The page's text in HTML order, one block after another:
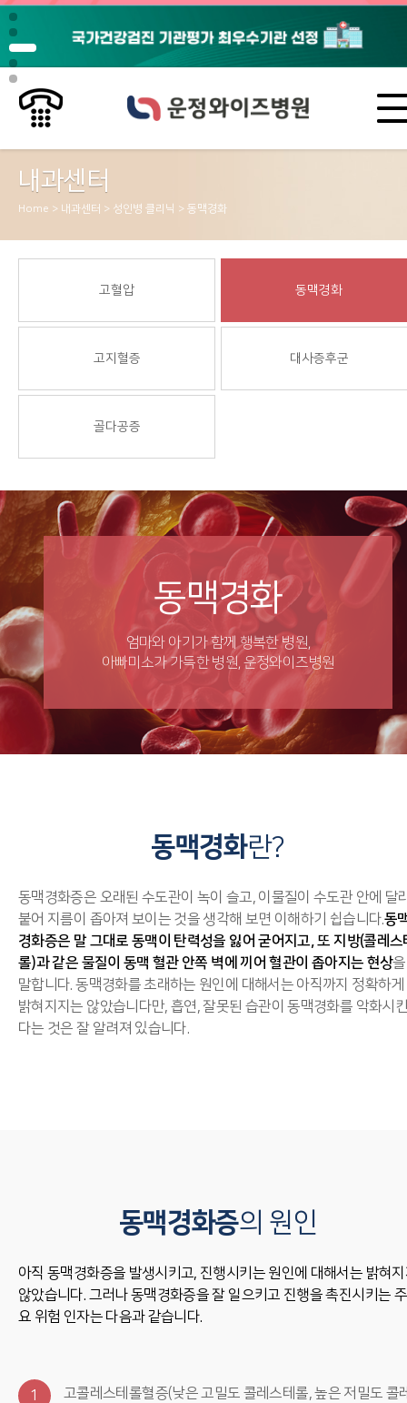
내과센터
Home > 내과센터 > 성인병 클리닉 > 동맥경화
고혈압 동맥경화
고지혈증 대사증후군
골다공증
동맥경화
엄마와 아기가 함께 행복한 병원,
아빠미소가 가득한 병원, 운정와이즈병원
동맥경화란?
동맥경화증은 오래된 수도관이 녹이 슬고, 이물질이 수도관 안에 달
붙어 지름이 좁아져 보이는 것을 생각해 보면 이해하기 쉽습니다.동
경화증은 말 그대로 동맥이 탄력성을 잃어 굳어지고, 또 지방(콜레스
롤)과 같은 물질이 동맥 혈관 안쪽 벽에 끼어 혈관이 좁아지는 현상을
말합니다. 동맥경화를 초래하는 원인에 대해서는 아직까지 정확하게
밝혀지지는 않았습니다만, 흡연, 잘못된 습관이 동맥경화를 악화시킨
다는 것은 잘 알려져 있습니다.
동맥경화증의 원인
아직 동맥경화증을 발생시키고, 진행시키는 원인에 대해서는 밝혀
않았습니다. 그러나 동맥경화증을 잘 일으키고 진행을 촉진시키는 주
요 위험 인자는 다음과 같습니다.
1
고콜레스테롤혈증(낮은 고밀도 콜레스테롤, 높은 저밀도 콜